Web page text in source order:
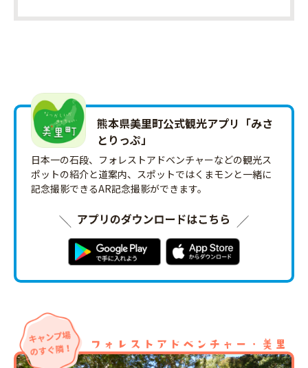
熊本県美里町公式観光アプリ「みさ
とりっ‪ぷ‬」
日本一の石段、フォレストアドベンチャーなどの観光ス
ポットの紹介と道案内、スポットではくまモンと一緒に
記念撮影できるAR記念撮影ができます。